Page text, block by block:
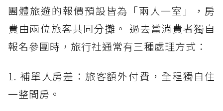
團體旅遊的報價預設皆為「兩人一室」，房
費由兩位旅客共同分攤。 過去當消費者獨自
報名參團時，旅行社通常有三種處理方式：
1. 補單人房差：旅客額外付費，全程獨自住
一整間房。